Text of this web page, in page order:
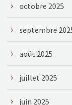
octobre 2025
septembre
août 2025
juillet 2025
juin 2025